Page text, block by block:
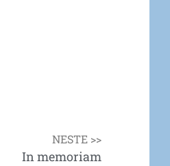
NESTE >>
In memoriam